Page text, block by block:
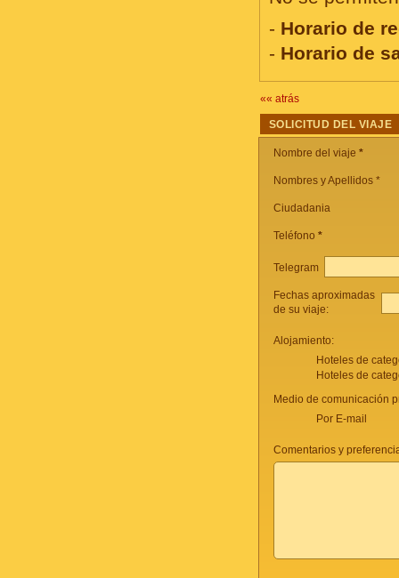
- Horario de
- Horario de
«« atrás
SOLICITUD DEL VIAJE
Nombre del viaje *
Nombres y Apellidos *
Ciudadania
Teléfono *
Telegram
Fechas aproximadas
de su viaje:
Alojamiento:
Hoteles de
Hoteles de
Medio de comunicación
Por E-mail
Comentarios y